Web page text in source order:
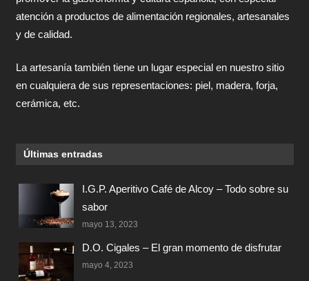
atención a productos de alimentación regionales, artesanales
y de calidad.
La artesanía también tiene un lugar especial en nuestro sitio
en cualquiera de sus representaciones: piel, madera, forja,
cerámica, etc.
Últimas entradas
I.G.P. Aperitivo Café de Alcoy – Todo sobre su
sabor
mayo 13, 2023
D.O. Cigales – El gran momento de disfrutar
mayo 4, 2023